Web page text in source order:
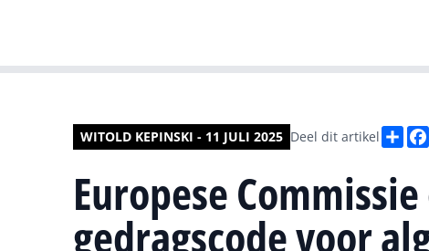
WITOLD KEPINSKI - 11 JULI 2025 Deel dit artikel
Europese
gedragscode voor